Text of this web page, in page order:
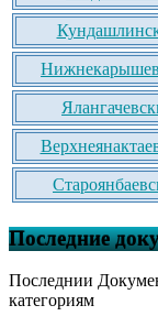
Последние
Последнии
категориям